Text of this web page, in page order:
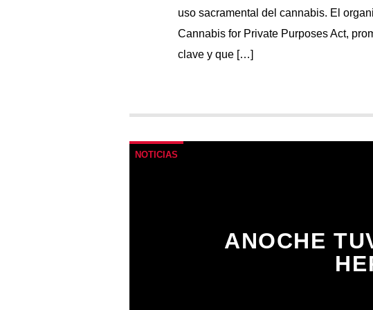
uso sacramental del cannabis. El
Cannabis for Private Purposes Act,
clave y que […]
NOTICIAS
ANOCHE